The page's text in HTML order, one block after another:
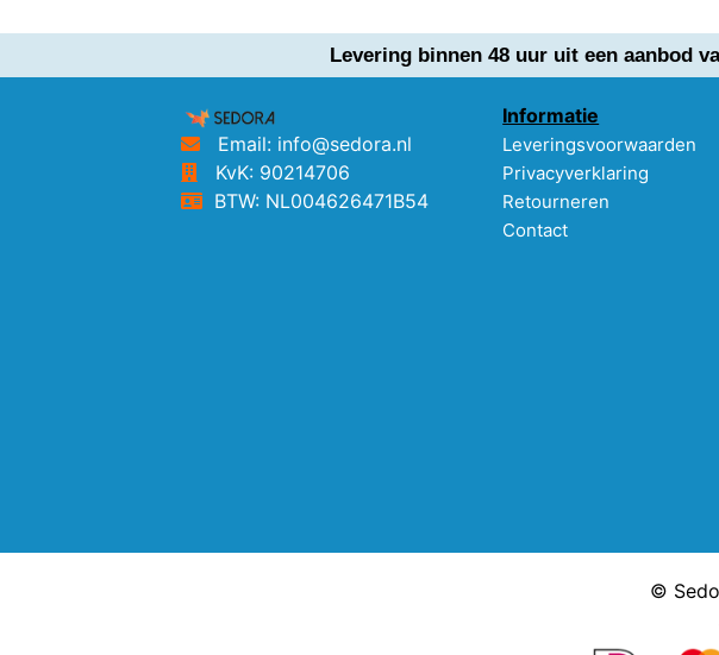
Levering binnen 48 uur uit een aanbod
Email: info@sedora.nl
KvK: 90214706
BTW: NL004626471B54
Informatie
Leveringsvoorwaarden
Privacyverklaring
Retourneren
Contact
©